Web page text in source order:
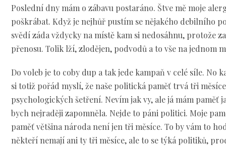
Poslední dny mám o zábavu postaráno. Štve mě moje
poškrábat. Když je nejhůř pustím se nějakého debilního
svědí záda vždycky na místě kam si nedosáhnu, protože
přenosu. Tolik lží, zlodějen, podvodů a to vše na jednom
Do voleb je to coby dup a tak jede kampaň v celé síle. No
si totiž pořád myslí, že naše politická paměť trvá tři
psychologických šetření. Nevím jak vy, ale já mám paměť
bych nejraději zapomněla. Nejde to páni politici. Moje
paměť většina národa není jen tři měsíce. To by vám to
někteří nemají ani ty tři měsíce, ale to se týká politiků,